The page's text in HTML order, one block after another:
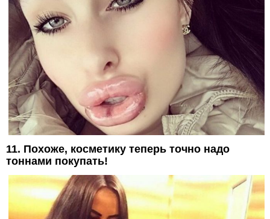
11. Похоже, косметику теперь точно надо
тоннами покупать!